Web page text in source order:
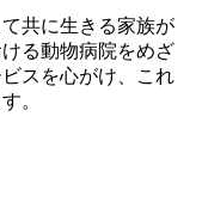
共に生きる家族が
る動物病院をめざ
スを心がけ、これ
。